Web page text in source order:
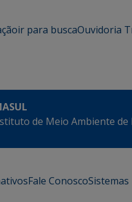
ir para buscaOuvidoria
de Meio Ambiente de
Fale ConoscoSistemas